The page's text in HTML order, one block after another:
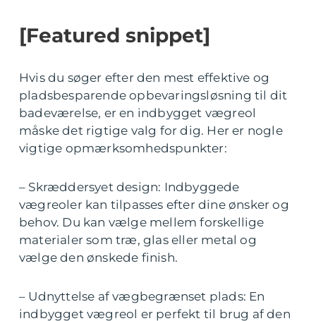
[Featured snippet]
Hvis du søger efter den mest effektive og
pladsbesparende opbevaringsløsning til dit
badeværelse, er en indbygget vægreol
måske det rigtige valg for dig. Her er nogle
vigtige opmærksomhedspunkter:
– Skræddersyet design: Indbyggede
vægreoler kan tilpasses efter dine ønsker og
behov. Du kan vælge mellem forskellige
materialer som træ, glas eller metal og
vælge den ønskede finish.
– Udnyttelse af vægbegrænset plads: En
indbygget vægreol er perfekt til brug af den